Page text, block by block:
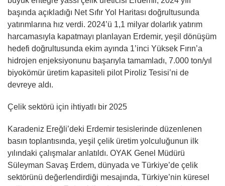
başında açıkladığı Net Sıfır Yol Haritası doğrultusunda
yatırımlarına hız verdi. 2024’ü 1,1 milyar dolarlık yatırım
harcamasıyla kapatmayı planlayan Erdemir, yeşil dönüşüm
hedefi doğrultusunda ekim ayında 1’inci Yüksek Fırın’a
hidrojen enjeksiyonunu başarıyla tamamladı, 7.000 ton/yıl
biyokömür üretim kapasiteli pilot Piroliz Tesisi’ni de
devreye aldı.
Çelik sektörü için ihtiyatlı bir 2025
Karadeniz Ereğli’deki Erdemir tesislerinde düzenlenen
basın toplantısında, yeşil çelik üretim yolculuğunun ilk
yılındaki çalışmalar anlatıldı. OYAK Genel Müdürü
Süleyman Savaş Erdem, dünyada ve Türkiye’de çelik
sektörünü değerlendirdiği mesajında, Türkiye’nin küresel